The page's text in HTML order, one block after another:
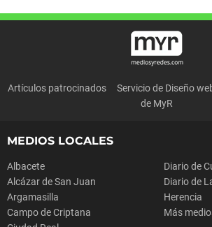
Artículos patrocinados Servicio de Diseño
de MyR
MEDIOS LOCALES
Albacete
Alcázar de San Juan
Argamasilla
Campo de Criptana
Diario de
Diario de
Herencia
Más